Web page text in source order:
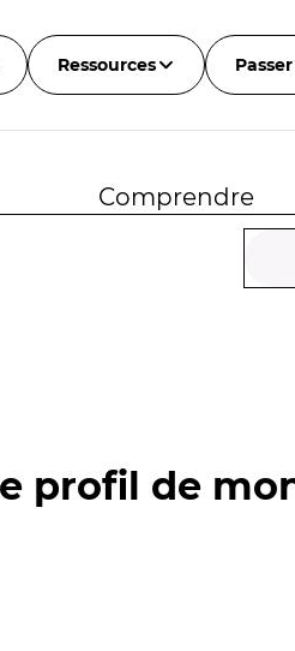
Ressources
Comprendre
profil de